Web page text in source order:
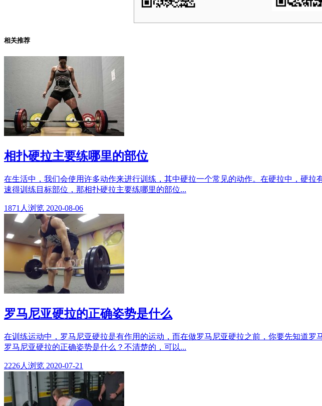
相关推荐
相扑硬拉主要练哪里的部位
在生活中，我们会使用许多动作来进行训练，其中硬拉一个常见的动作。在硬拉中，硬
速得训练目标部位，那相扑硬拉主要练哪里的部位...
1871 人浏览 2020-08-06
罗马尼亚硬拉的正确姿势是什么
在训练运动中，罗马尼亚硬拉是有作用的运动，而在做罗马尼亚硬拉之前，你要先知道
罗马尼亚硬拉的正确姿势是什么？不清楚的，可以...
2226人浏览 2020-07-21